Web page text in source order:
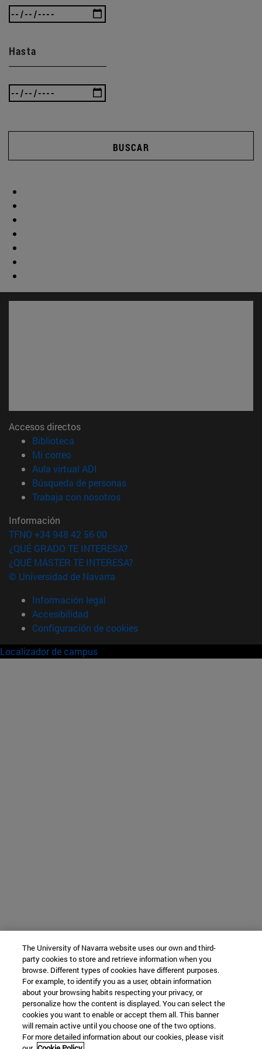
Hasta
BUSCAR
Accesos directos
Biblioteca
Mi correo(abre en nueva ventana)
Aula virtual ADI
Búsqueda de personas(abre en nueva ventana)
Trabaja con nosotros(abre en nueva ventana)
Información
TFNO +34 948 42 56 00
¿QUÉ GRADO TE INTERESA?
¿QUÉ MÁSTER TE INTERESA?
© Universidad de Navarra
Información legal
Accesibilidad
Configuración de cookies
Localizador de campus
The University of Navarra website uses our own and third-
party cookies to store and retrieve information when you
browse. Different types of cookies have different purposes.
For example, to identify you as a user, obtain information
about your browsing habits respecting your privacy, or
personalize how the content is displayed. You can select the
cookies you want to enable or accept them all. This banner
will remain active until you choose one of the two options.
For more detailed information about our cookies, please visit